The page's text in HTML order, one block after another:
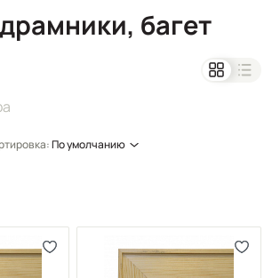
багет
По умолчанию